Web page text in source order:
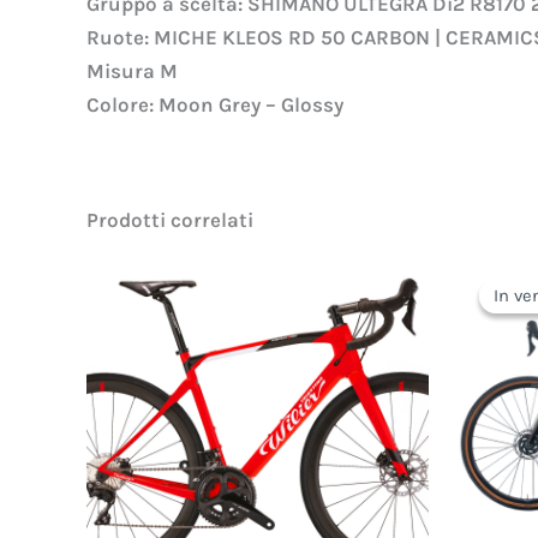
Ruote: MICHE KLEOS RD 50 CARBON |
Misura M
Colore: Moon Grey – Glossy
Prodotti correlati
In
In